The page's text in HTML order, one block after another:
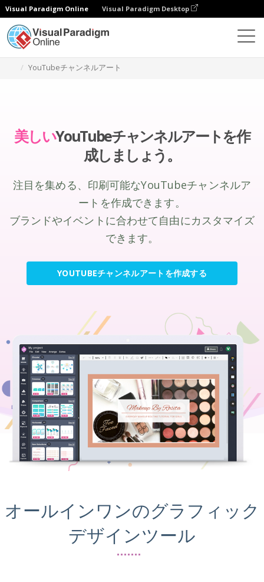
Visual Paradigm Online Visual Paradigm Desktop
YouTubeチャンネルアート
美しいYouTubeチャンネルアートを作
成しましょう。
注目を集める、印刷可能なYouTubeチャンネルア
ートを作成できます。
ブランドやイベントに合わせて自由にカスタマイズ
できます。
YOUTUBEチャンネルアートを作成する
オールインワンのグラフィック
デザインツール